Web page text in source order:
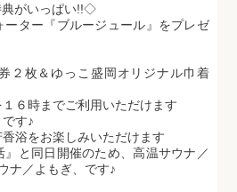
典がいっぱい!!◇
ター『ブルージュール』をプレゼ
２枚＆ゆっこ盛岡オリジナル巾着
６時までご利用いただけます
す♪
浴をお楽しみいただけます
と同日開催のため、高温サウナ／
ナ／よもぎ、です♪